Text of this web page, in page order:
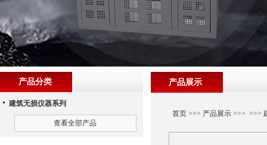
产品展示
首页>>> 产品展示>>> >>>
产品分类
建筑无损仪器系列
查看全部产品